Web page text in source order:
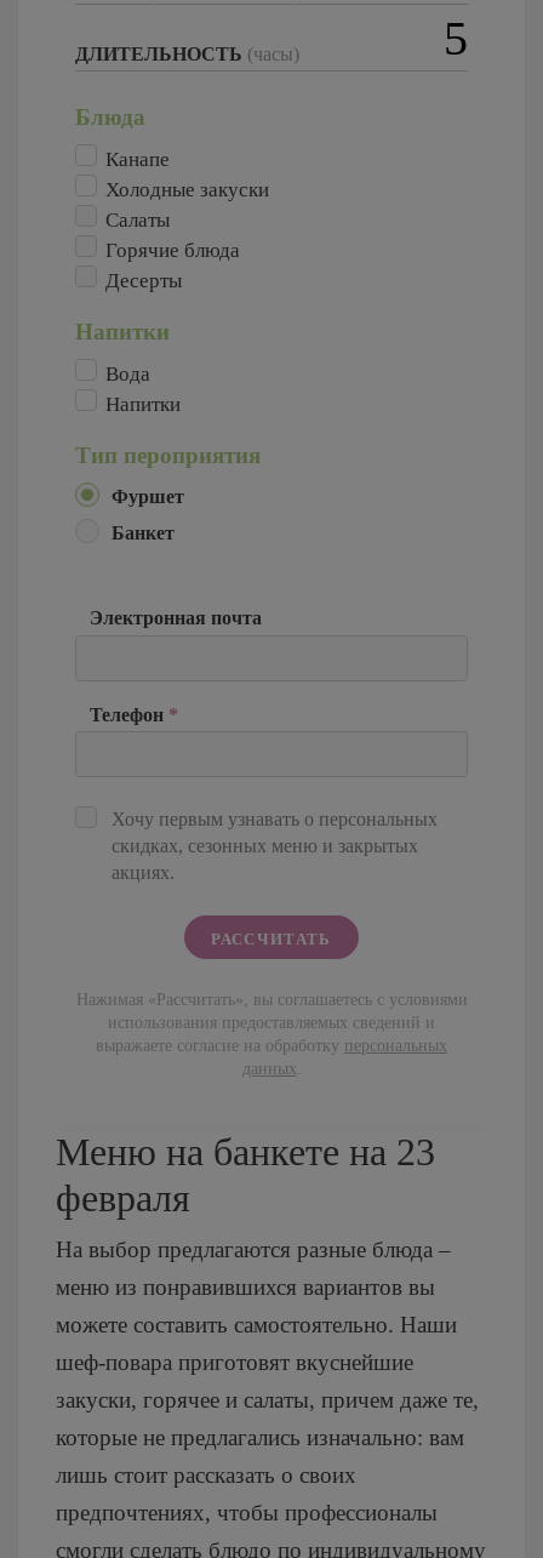
ДЛИТЕЛЬНОСТЬ (часы)
Блюда
Канапе
Холодные закуски
Салаты
Горячие блюда
Десерты
Напитки
Вода
Напитки
Тип пероприятия
Фуршет
Банкет
Электронная почта
Телефон *
Хочу первым узнавать о персональных
скидках, сезонных меню и закрытых
акциях.
Нажимая «Рассчитать», вы соглашаетесь с условиями
использования предоставляемых сведений и
выражаете согласие на обработку персональных
данных.
Меню на банкете на 23
февраля
На выбор предлагаются разные блюда –
меню из понравившихся вариантов вы
можете составить самостоятельно. Наши
шеф-повара приготовят вкуснейшие
закуски, горячее и салаты, причем даже те,
которые не предлагались изначально: вам
лишь стоит рассказать о своих
предпочтениях, чтобы профессионалы
смогли сделать блюдо по индивидуальному